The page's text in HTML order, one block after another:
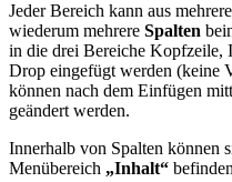
Jeder Bereich kann aus
wiederum mehrere Spalten
in die drei Bereiche Kopfzeile,
Drop eingefügt werden (keine
können nach dem Einfügen
geändert werden.
Innerhalb von Spalten können
Menübereich „Inhalt“